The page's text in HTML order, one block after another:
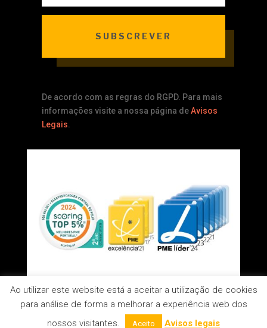
SUBSCREVER
De acordo com as regras do RGPD. Para mais
informações visite a nossa página deAvisos
Legais.
Ao utilizar este website está a aceitar a utilização de cookies
para análise de forma a melhorar a experiência web dos
nossos visitantes.
Aceito Avisos legais